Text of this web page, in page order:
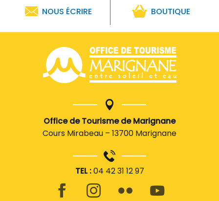
NOUS ÉCRIRE BOUTIQUE
Office de Tourisme de Marignane
Cours Mirabeau – 13700 Marignane
TEL :04 42 31 12 97